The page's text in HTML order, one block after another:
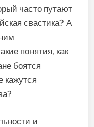
часто путают
свастика? А
понятия, как
боятся
кажутся
и